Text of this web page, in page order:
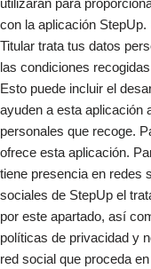
utilizarán para
con la aplicación
Titular trata tus datos
las condiciones
Esto puede incluir el
ayuden a esta aplicación
personales que recoge.
ofrece esta aplicación.
tiene presencia en redes
sociales de StepUp el
por este apartado, así
políticas de privacidad y
red social que proceda